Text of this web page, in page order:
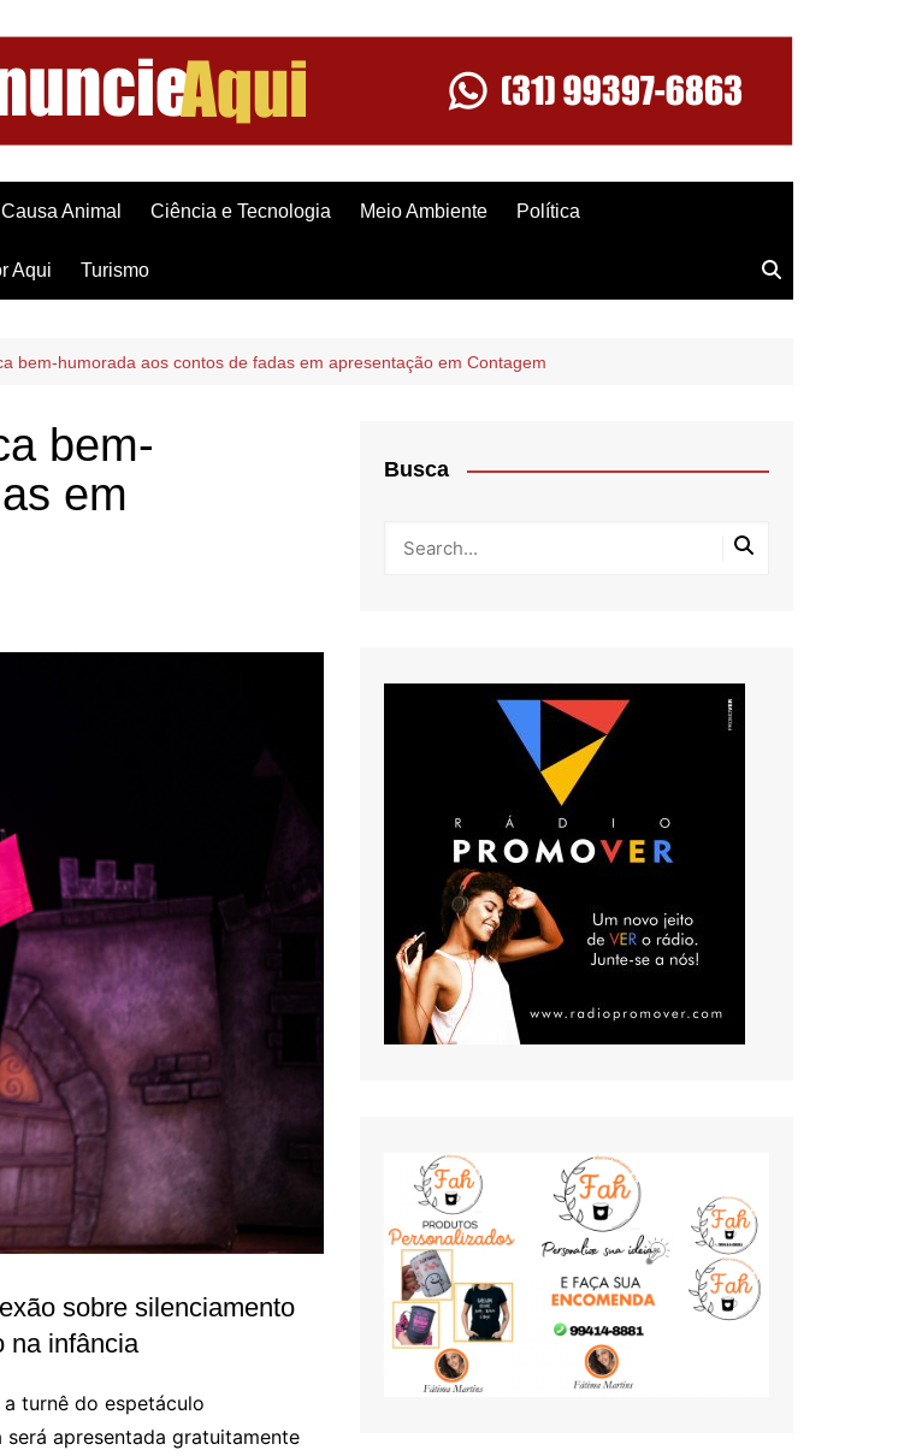
Causa Animal Ciência e Tecnologia Meio Ambiente Política
Aqui Turismo
bem-humorada aos contos de fadas em apresentação em Contagem
bem-
em
sobre silenciamento
na infância
turnê do espetáculo
será apresentada gratuitamente
Busca